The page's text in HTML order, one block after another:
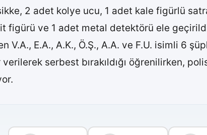
2 adet kolye ucu, 1 adet kale figürlü
figürü ve 1 adet metal detektörü ele
V.A., E.A., A.K., Ö.Ş., A.A. ve F.U. isimli 6
serbest bırakıldığı öğrenilirken,